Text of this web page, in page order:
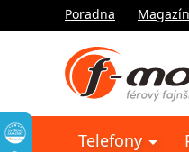
Poradna Magazín
Telefony